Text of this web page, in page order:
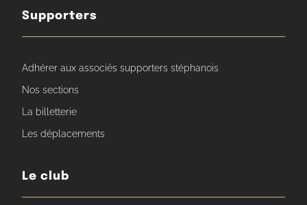
Supporters
Adhérer aux associés supporters stéphanois
Nos sections
La billetterie
Les déplacements
Le club